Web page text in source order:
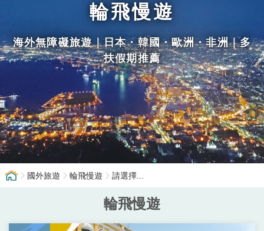
輪飛慢遊
海外無障礙旅遊｜日本・韓國・歐洲・非洲｜多
扶假期推薦
國外旅遊 輪飛慢遊 請選擇...
輪飛慢遊